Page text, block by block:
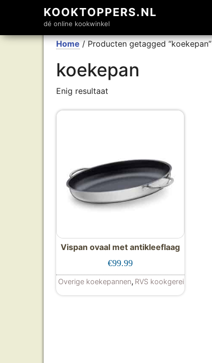
KOOKTOPPERS.NL
dé online kookwinkel
Home / Producten getagged “koekepan”
koekepan
Enig resultaat
Vispan ovaal met antikleeflaag
€99.99
Overige koekepannen, RVS kookgerei